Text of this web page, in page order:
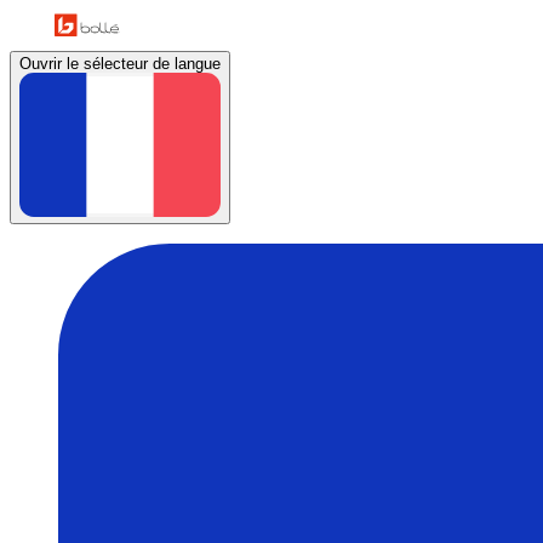
Ouvrir le sélecteur de langue